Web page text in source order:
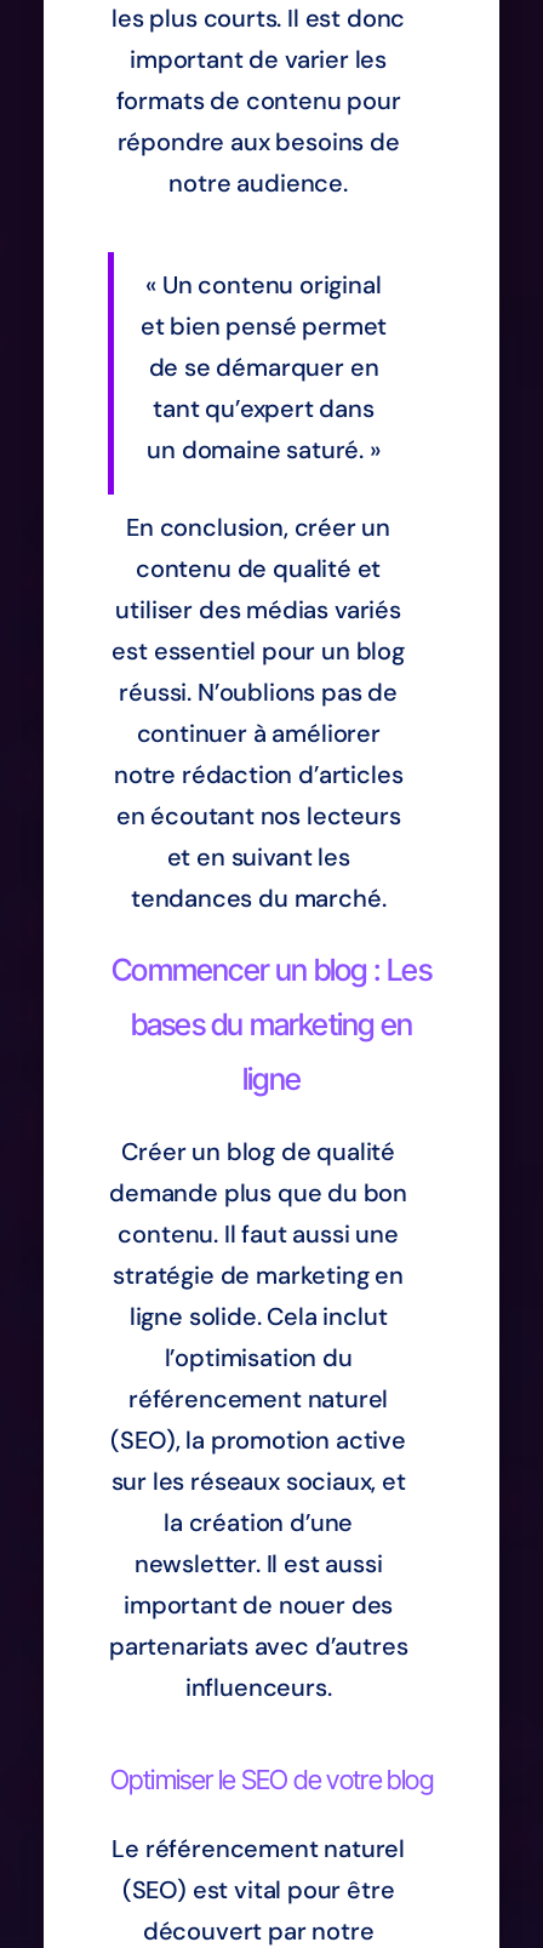
les plus courts. Il est donc
important de varier les
formats de contenu pour
répondre aux besoins de
notre audience.
« Un contenu original
et bien pensé permet
de se démarquer en
tant qu’expert dans
un domaine saturé. »
En conclusion, créer un
contenu de qualité et
utiliser des médias variés
est essentiel pour un blog
réussi. N’oublions pas de
continuer à améliorer
notre rédaction d’articles
en écoutant nos lecteurs
et en suivant les
tendances du marché.
Commencer un blog : Les
bases du marketing en
ligne
Créer un blog de qualité
demande plus que du bon
contenu. Il faut aussi une
stratégie de marketing en
ligne solide. Cela inclut
l’optimisation du
référencement naturel
(SEO), la promotion active
sur les réseaux sociaux, et
la création d’une
newsletter. Il est aussi
important de nouer des
partenariats avec d’autres
influenceurs.
Optimiser le SEO de votre blog
Le référencement naturel
(SEO) est vital pour être
découvert par notre